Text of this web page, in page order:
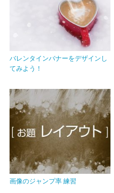
バレンタインバナーをデザインし
てみよう！
画像のジャンプ率 練習